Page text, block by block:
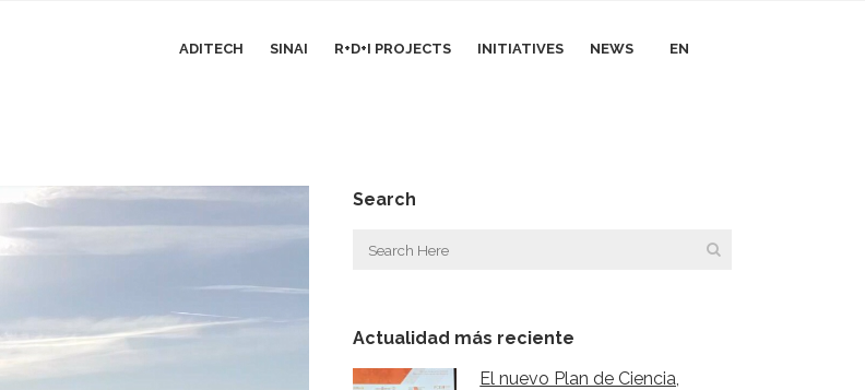
ADITECH SINAI R+D+I PROJECTS INITIATIVES NEWS EN
Search
Actualidad más reciente
El nuevo Plan de Ciencia,